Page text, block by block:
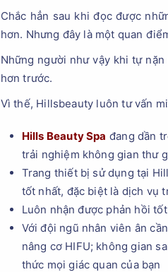
Chắc hẳn sau khi đọc được
hơn. Nhưng đây là một quan
Những người như vậy khi tự
hơn trước.
Vì thế, Hillsbeauty luôn tư vấn
Hills Beauty Spa đang dần
trải nghiệm không gian thư
Trang thiết bị sử dụng tại
tốt nhất, đặc biệt là dịch vụ
Luôn nhận được phản hồi
Với đội ngũ nhân viên ân
nâng cơ HIFU; không gian
thức mọi giác quan của bạn